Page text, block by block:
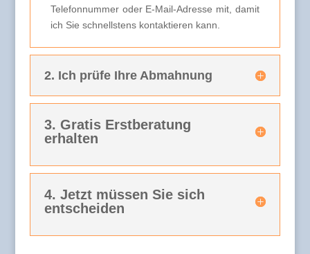
Telefonnummer oder E-Mail-Adresse mit, damit
ich Sie schnellstens kontaktieren kann.
2. Ich prüfe Ihre Abmahnung
3. Gratis Erstberatung
erhalten
4. Jetzt müssen Sie sich
entscheiden